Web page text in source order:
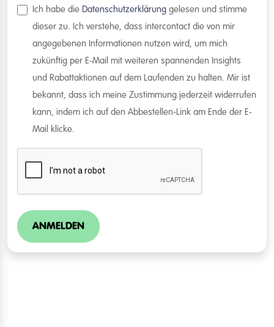
Ich habe die Datenschutzerklärung gelesen und stimme
dieser zu. Ich verstehe, dass intercontact die von mir
angegebenen Informationen nutzen wird, um mich
zukünftig per E-Mail mit weiteren spannenden Insights
und Rabattaktionen auf dem Laufenden zu halten. Mir ist
bekannt, dass ich meine Zustimmung jederzeit widerrufen
kann, indem ich auf den Abbestellen-Link am Ende der E-
Mail klicke.
ANMELDEN